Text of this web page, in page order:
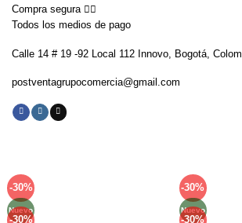
Compra segura 👇🏼
Todos los medios de pago
Calle 14 # 19 -92 Local 112 Innovo, Bogotá,
postventagrupocomercia@gmail.com
-30%
Nuevo
-30%
Nuevo
-30% -30%